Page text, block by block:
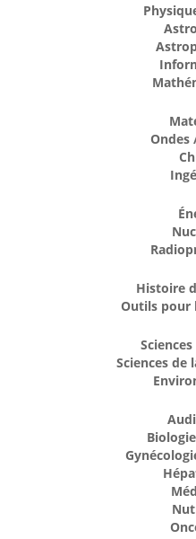
Ondes
Histoire
Outils pour
Sciences de